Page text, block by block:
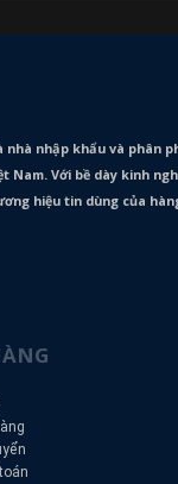
nhà nhập khẩu và phân
Nam. Với bề dày kinh
hiệu tin dùng của